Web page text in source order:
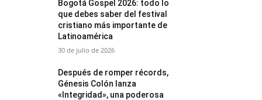
Bogotá Gospel 2026: todo lo
que debes saber del festival
cristiano más importante de
Latinoamérica
30 de julio de 2026
Después de romper récords,
Génesis Colón lanza
«Integridad», una poderosa